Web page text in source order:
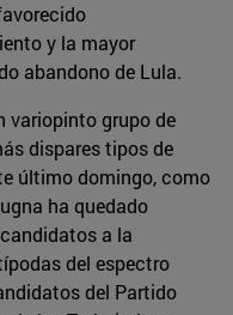
y la mayor
abandono de Lula.
variopinto grupo de
dispares tipos de
último domingo, como
ha quedado
a la
del espectro
del Partido